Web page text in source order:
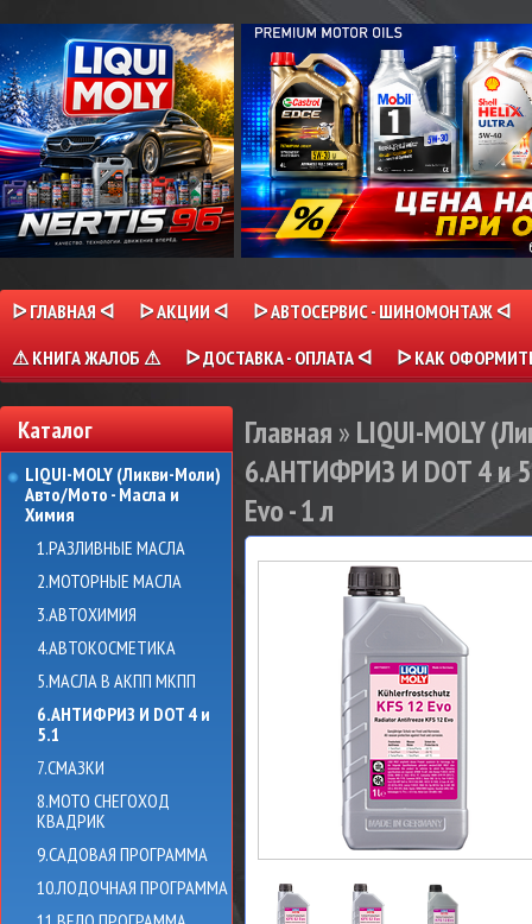
ᐅ ГЛАВНАЯ ᐊ ᐅ АКЦИИ ᐊ
ᐅ АВТОСЕРВИС - ШИНОМОНТАЖ ᐊ
⚠ КНИГА ЖАЛОБ ⚠
ᐅ ДОСТАВКА - ОПЛАТА ᐊ ᐅ КАК
Каталог
LIQUI-MOLY (Ликви-Моли)
Авто/Мото - Масла и
Химия
1.РАЗЛИВНЫЕ МАСЛА
2.МОТОРНЫЕ МАСЛА
3.АВТОХИМИЯ
4.АВТОКОСМЕТИКА
5.МАСЛА В АКПП МКПП
6.АНТИФРИЗ И DOT 4 и
5.1
7.СМАЗКИ
8.МОТО СНЕГОХОД
КВАДРИК
9.САДОВАЯ ПРОГРАММА
10.ЛОДОЧНАЯ ПРОГРАММА
Главная » LIQUI-MOLY
6.АНТИФРИЗ И DOT 4 и
Evo - 1 л